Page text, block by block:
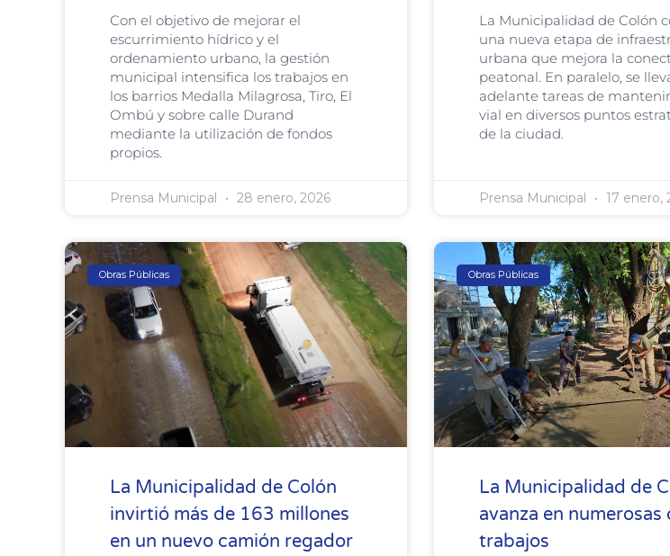
Con el objetivo de mejorar el
escurrimiento hídrico y el
ordenamiento urbano, la gestión
municipal intensifica los trabajos en
los barrios Medalla Milagrosa, Tiro, El
Ombú y sobre calle Durand
mediante la utilización de fondos
propios.
Prensa Municipal 28 enero, 2026
La Municipalidad de Colón
una nueva etapa de
urbana que mejora la
peatonal. En paralelo, se
adelante tareas de
vial en diversos puntos
de la ciudad.
Prensa Municipal 17 enero,
Obras Públicas
La Municipalidad de Colón
invirtió más de 163 millones
en un nuevo camión regador
Obras Públicas
La Municipalidad de
avanza en numerosas
trabajos